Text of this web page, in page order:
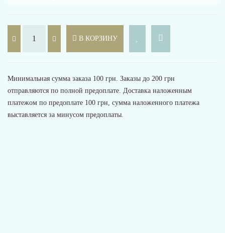
В КОРЗИНУ
Минимальная сумма заказа 100 грн. Заказы до 200 грн
отправляются по полной предоплате. Доставка наложенным
платежом по предоплате 100 грн, сумма наложенного платежа
выставляется за минусом предоплаты.